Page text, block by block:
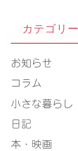
カテゴリー
お知らせ
コラム
小さな暮らし
日記
本・映画